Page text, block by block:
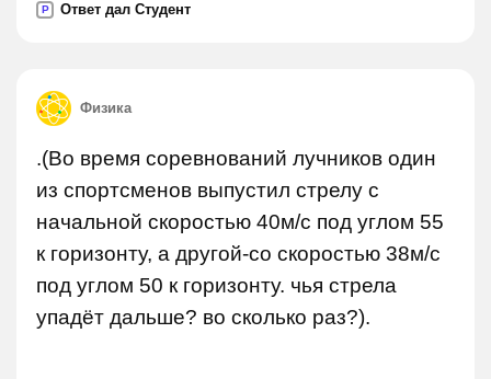
P Ответ дал Студент
Физика
.(Во время соревнований лучников один
из спортсменов выпустил стрелу с
начальной скоростью 40м/с под углом 55
к горизонту, а другой-со скоростью 38м/с
под углом 50 к горизонту. чья стрела
упадёт дальше? во сколько раз?).